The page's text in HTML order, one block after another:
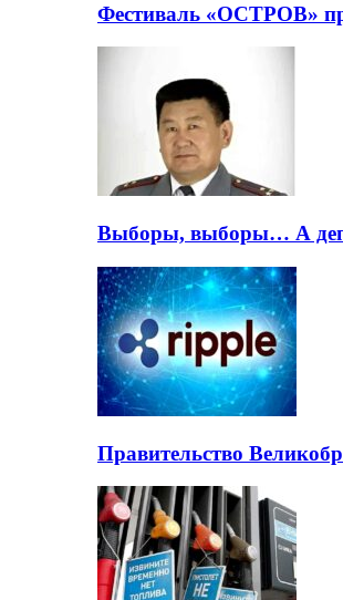
Фестиваль «ОСТРОВ»
Выборы, выборы… А
Правительство